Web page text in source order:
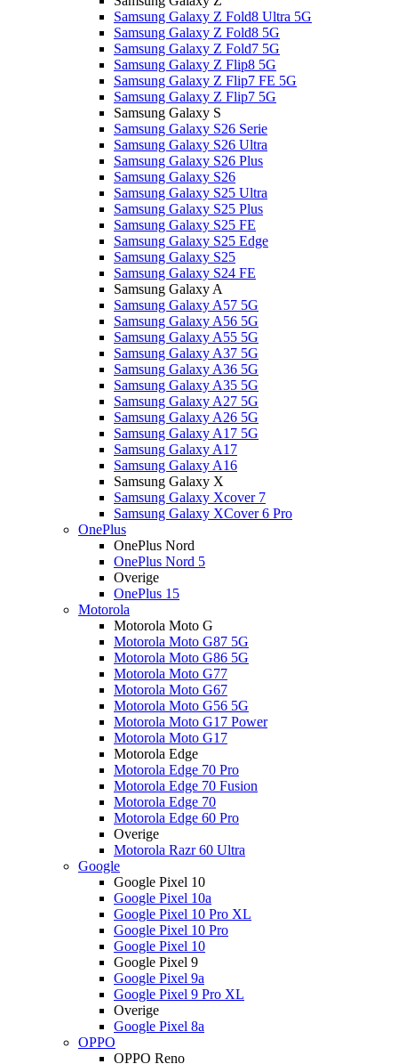
Samsung Galaxy Z Fold8 Ultra 5G
Samsung Galaxy Z Fold8 5G
Samsung Galaxy Z Fold7 5G
Samsung Galaxy Z Flip8 5G
Samsung Galaxy Z Flip7 FE 5G
Samsung Galaxy Z Flip7 5G
Samsung Galaxy S
Samsung Galaxy S26 Serie
Samsung Galaxy S26 Ultra
Samsung Galaxy S26 Plus
Samsung Galaxy S26
Samsung Galaxy S25 Ultra
Samsung Galaxy S25 Plus
Samsung Galaxy S25 FE
Samsung Galaxy S25 Edge
Samsung Galaxy S25
Samsung Galaxy S24 FE
Samsung Galaxy A
Samsung Galaxy A57 5G
Samsung Galaxy A56 5G
Samsung Galaxy A55 5G
Samsung Galaxy A37 5G
Samsung Galaxy A36 5G
Samsung Galaxy A35 5G
Samsung Galaxy A27 5G
Samsung Galaxy A26 5G
Samsung Galaxy A17 5G
Samsung Galaxy A17
Samsung Galaxy A16
Samsung Galaxy X
Samsung Galaxy Xcover 7
Samsung Galaxy XCover 6 Pro
OnePlus
OnePlus Nord
OnePlus Nord 5
Overige
OnePlus 15
Motorola
Motorola Moto G
Motorola Moto G87 5G
Motorola Moto G86 5G
Motorola Moto G77
Motorola Moto G67
Motorola Moto G56 5G
Motorola Moto G17 Power
Motorola Moto G17
Motorola Edge
Motorola Edge 70 Pro
Motorola Edge 70 Fusion
Motorola Edge 70
Motorola Edge 60 Pro
Overige
Motorola Razr 60 Ultra
Google
Google Pixel 10
Google Pixel 10a
Google Pixel 10 Pro XL
Google Pixel 10 Pro
Google Pixel 10
Google Pixel 9
Google Pixel 9a
Google Pixel 9 Pro XL
Overige
Google Pixel 8a
OPPO
OPPO Reno